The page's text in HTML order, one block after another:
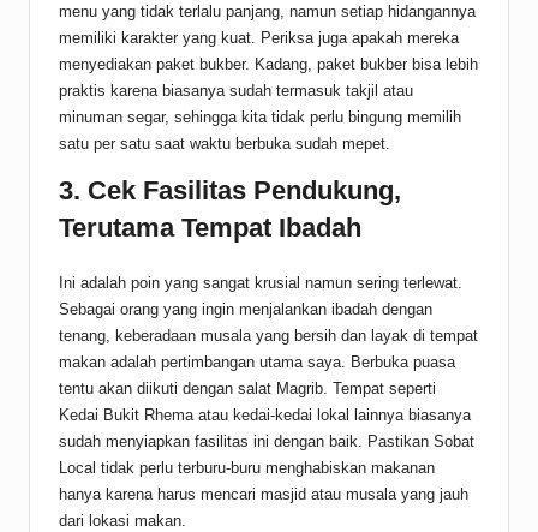
menu yang tidak terlalu panjang, namun setiap hidangannya
memiliki karakter yang kuat. Periksa juga apakah mereka
menyediakan paket bukber. Kadang, paket bukber bisa lebih
praktis karena biasanya sudah termasuk takjil atau
minuman segar, sehingga kita tidak perlu bingung memilih
satu per satu saat waktu berbuka sudah mepet.
3. Cek Fasilitas Pendukung,
Terutama Tempat Ibadah
Ini adalah poin yang sangat krusial namun sering terlewat.
Sebagai orang yang ingin menjalankan ibadah dengan
tenang, keberadaan musala yang bersih dan layak di tempat
makan adalah pertimbangan utama saya. Berbuka puasa
tentu akan diikuti dengan salat Magrib. Tempat seperti
Kedai Bukit Rhema atau kedai-kedai lokal lainnya biasanya
sudah menyiapkan fasilitas ini dengan baik. Pastikan Sobat
Local tidak perlu terburu-buru menghabiskan makanan
hanya karena harus mencari masjid atau musala yang jauh
dari lokasi makan.